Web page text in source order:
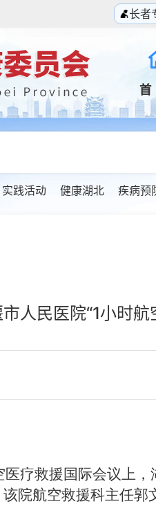
长者
实践活动 健康湖北 疾病预
市人民医院“1小时
疗救援国际会议上
院航空救援科主任